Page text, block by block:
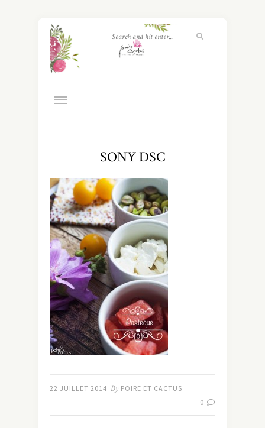
SONY DSC
22 JUILLET 2014 By POIRE ET CACTUS
0